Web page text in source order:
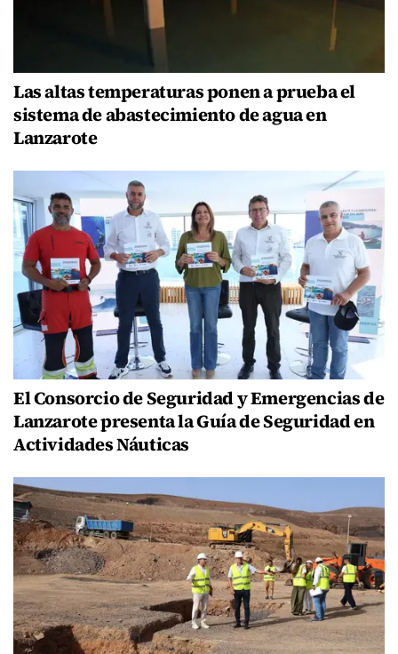
Las altas temperaturas ponen a prueba el
sistema de abastecimiento de agua en
Lanzarote
El Consorcio de Seguridad y Emergencias de
Lanzarote presenta la Guía de Seguridad en
Actividades Náuticas